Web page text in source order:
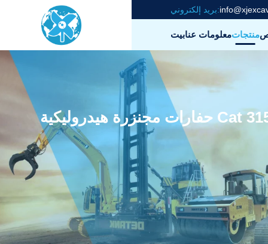
بريد إلكتروني:
بيتمعلومات عنامنتجات